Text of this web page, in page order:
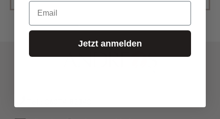
Email
Jetzt anmelden